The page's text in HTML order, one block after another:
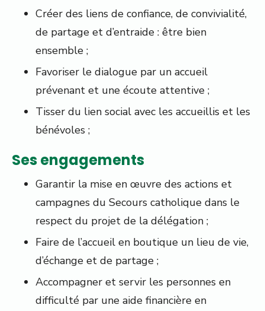
Créer des liens de confiance, de convivialité,
de partage et d’entraide : être bien
ensemble ;
Favoriser le dialogue par un accueil
prévenant et une écoute attentive ;
Tisser du lien social avec les accueillis et les
bénévoles ;
Ses engagements
Garantir la mise en œuvre des actions et
campagnes du Secours catholique dans le
respect du projet de la délégation ;
Faire de l’accueil en boutique un lieu de vie,
d’échange et de partage ;
Accompagner et servir les personnes en
difficulté par une aide financière en